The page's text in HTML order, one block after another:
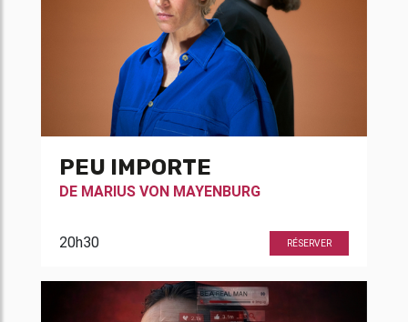
PEU IMPORTE
DE MARIUS VON MAYENBURG
20h30 RÉSERVER